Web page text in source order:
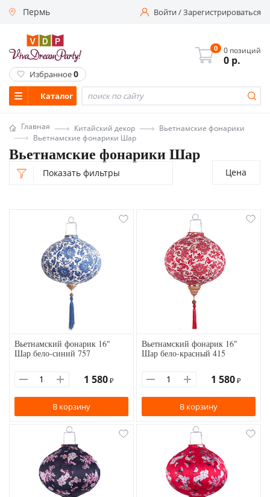
Пермь Войти/Зарегистрироваться
Каталог
0 0 позиций
0 р.
Избранное0
Главная Китайский декор
Вьетнамские фонарики
Вьетнамские фонарики Шар
Вьетнамские фонарики Шар
Показать фильтры Цена
Вьетнамский фонарик 16"
Шар бело-синий 757
1 580 ₽
В корзину
Вьетнамский фонарик 16"
Шар бело-красный 415
1 580 ₽
В корзину